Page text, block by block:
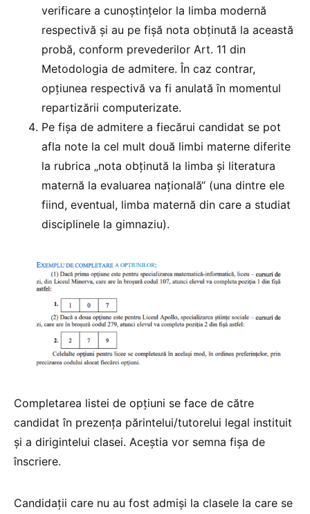
verificare a cunoştinţelor la limba modernă
respectivă şi au pe fişă nota obţinută la această
probă, conform prevederilor Art. 11 din
Metodologia de admitere. În caz contrar,
opţiunea respectivă va fi anulată în momentul
repartizării computerizate.
Pe fișa de admitere a fiecărui candidat se pot
afla note la cel mult două limbi materne diferite
la rubrica „nota obținută la limba și literatura
maternă la evaluarea națională“ (una dintre ele
fiind, eventual, limba maternă din care a studiat
disciplinele la gimnaziu).
Completarea listei de opţiuni se face de către
candidat în prezenţa părintelui/tutorelui legal instituit
şi a dirigintelui clasei. Aceştia vor semna fişa de
înscriere.
Candidaţii care nu au fost admişi la clasele la care se